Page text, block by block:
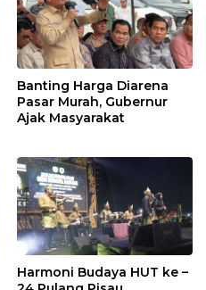
Banting Harga Diarena
Pasar Murah, Gubernur
Ajak Masyarakat
Harmoni Budaya HUT ke –